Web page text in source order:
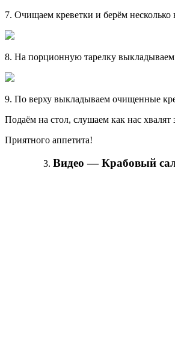
7. Очищаем креветки и берём несколько
8. На порционную тарелку выкладываем
9. По верху выкладываем очищенные
Подаём на стол, слушаем как нас хвалят
Приятного аппетита!
Видео — Крабовый